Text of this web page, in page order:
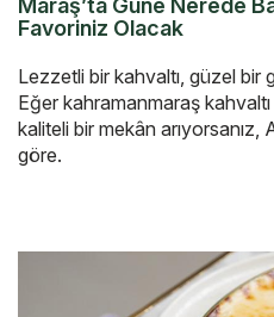
Maraş’ta Güne Nerede
Favoriniz Olacak
Lezzetli bir kahvaltı, güzel bir
Eğer kahramanmaraş
kaliteli bir mekân
göre.